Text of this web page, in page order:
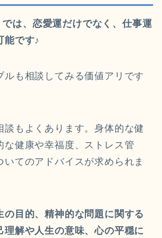
は、恋愛運だけでなく、仕事運
能です♪
ルも相談してみる価値アリです
談もよくあります。身体的な健
な健康や幸福度、ストレス管
てのアドバイスが求められま
の目的、精神的な問題に関する
理解や人生の意味、心の平穏に